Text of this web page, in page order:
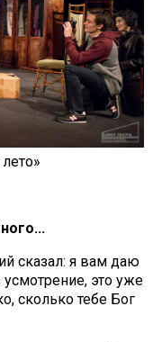
сказал: я вам даю
это уже
сколько тебе Бог